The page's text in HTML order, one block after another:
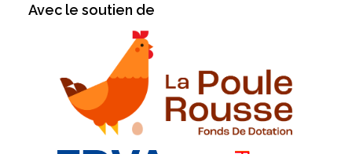
Avec le soutien de